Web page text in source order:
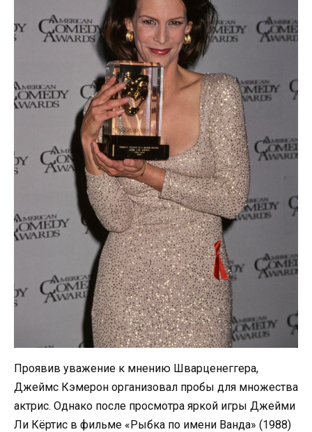
Проявив уважение к мнению Шварценеггера,
Джеймс Кэмерон организовал пробы для множества
актрис. Однако после просмотра яркой игры Джейми
Ли Кёртис в фильме «Рыбка по имени Ванда» (1988)